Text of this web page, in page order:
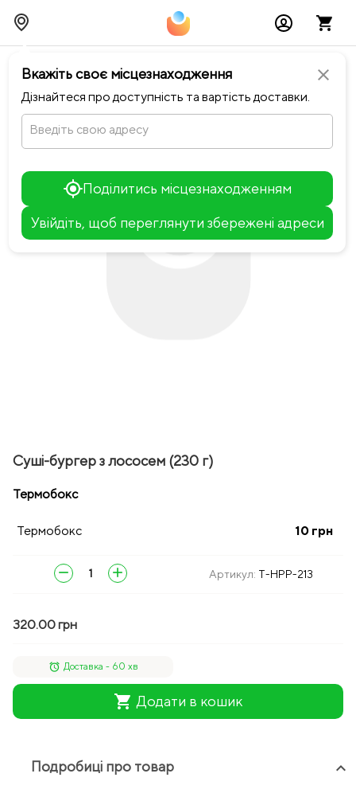
close
Вкажіть своє місцезнаходження
Дізнайтеся про доступність та вартість доставки.
Введіть свою адресу
Поділитись місцезнаходженням
Увійдіть, щоб переглянути збережені адреси
chevron_leftПовернутися до Happiness
Суші-бургер з лососем (230 г)
Термобокс
Термобокс 10 грн
remove add Артикул: T-HPP-213
320.00 грн
alarm Доставка - 60 хв
shopping_cart Додати в кошик
Подробиці про товар keyboard_arrow_up